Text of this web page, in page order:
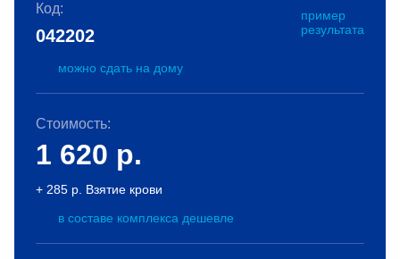
Код:
пример
результата
042202
можно сдать на дому
Стоимость:
1 620 р.
+ 285 р. Взятие крови
в составе комплекса дешевле